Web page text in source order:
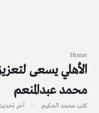
Home
الأهلي يسعى
محمد عبدالمنعم
كتب محمد الحكيم آخر